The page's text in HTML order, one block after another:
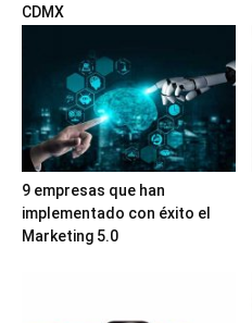
CDMX
9 empresas que han
implementado con éxito el
Marketing 5.0